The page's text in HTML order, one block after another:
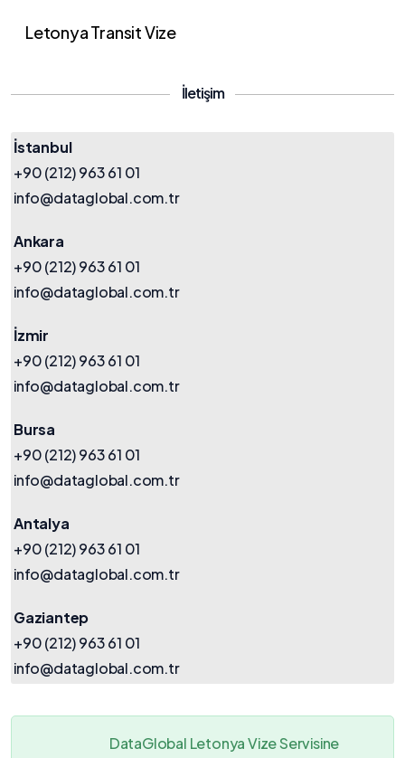
Letonya Transit Vize
İletişim
İstanbul
+90 (212) 963 61 01
info@dataglobal.com.tr
Ankara
+90 (212) 963 61 01
info@dataglobal.com.tr
İzmir
+90 (212) 963 61 01
info@dataglobal.com.tr
Bursa
+90 (212) 963 61 01
info@dataglobal.com.tr
Antalya
+90 (212) 963 61 01
info@dataglobal.com.tr
Gaziantep
+90 (212) 963 61 01
info@dataglobal.com.tr
DataGlobal Letonya Vize Servisine